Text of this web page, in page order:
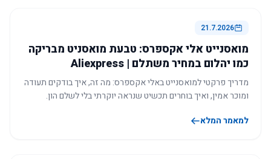
21.7.2026
מואסנייט אלי אקספרס: טבעת מואסניט מבריקה
כמו יהלום במחיר משתלם | Aliexpress
מדריך פרקטי למואסנייט באלי אקספרס: מה זה, איך בודקים תעודה
ומוכר אמין, ואיך בוחרים תכשיט שנראה יוקרתי בלי לשלם הון.
למאמר המלא